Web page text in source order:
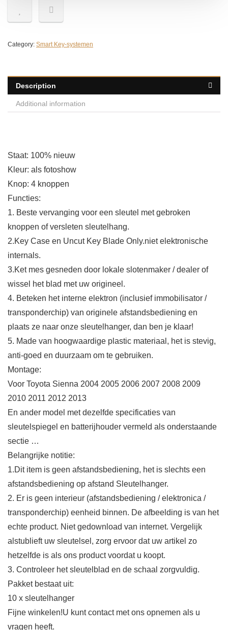
Category: Smart Key-systemen
Description
Additional information
Staat: 100% nieuw
Kleur: als fotoshow
Knop: 4 knoppen
Functies:
1. Beste vervanging voor een sleutel met gebroken
knoppen of versleten sleutelhang.
2.Key Case en Uncut Key Blade Only.niet elektronische
internals.
3.Ket mes gesneden door lokale slotenmaker / dealer of
wissel het blad met uw origineel.
4. Beteken het interne elektron (inclusief immobilisator /
transponderchip) van originele afstandsbediening en
plaats ze naar onze sleutelhanger, dan ben je klaar!
5. Made van hoogwaardige plastic materiaal, het is stevig,
anti-goed en duurzaam om te gebruiken.
Montage:
Voor Toyota Sienna 2004 2005 2006 2007 2008 2009
2010 2011 2012 2013
En ander model met dezelfde specificaties van
sleutelspiegel en batterijhouder vermeld als onderstaande
sectie …
Belangrijke notitie:
1.Dit item is geen afstandsbediening, het is slechts een
afstandsbediening op afstand Sleutelhanger.
2. Er is geen interieur (afstandsbediening / elektronica /
transponderchip) eenheid binnen. De afbeelding is van het
echte product. Niet gedownload van internet. Vergelijk
alstublieft uw sleutelsel, zorg ervoor dat uw artikel zo
hetzelfde is als ons product voordat u koopt.
3. Controleer het sleutelblad en de schaal zorgvuldig.
Pakket bestaat uit:
10 x sleutelhanger
Fijne winkelen!U kunt contact met ons opnemen als u
vragen heeft.